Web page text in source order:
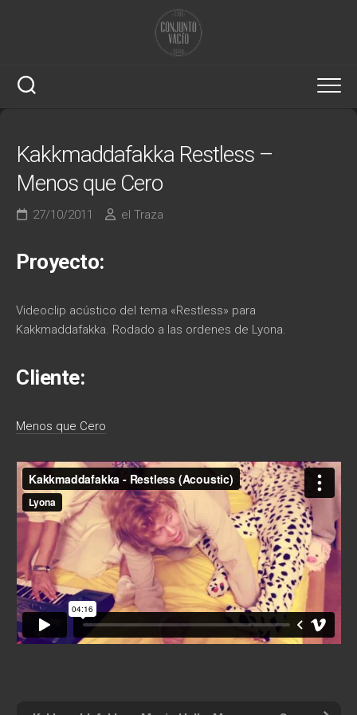
Kakkmaddafakka Restless –
Menos que Cero
27/10/2011 el Traza
Proyecto:
Videoclip acústico del tema «Restless» para
Kakkmaddafakka. Rodado a las ordenes de Lyona.
Cliente:
Menos que Cero